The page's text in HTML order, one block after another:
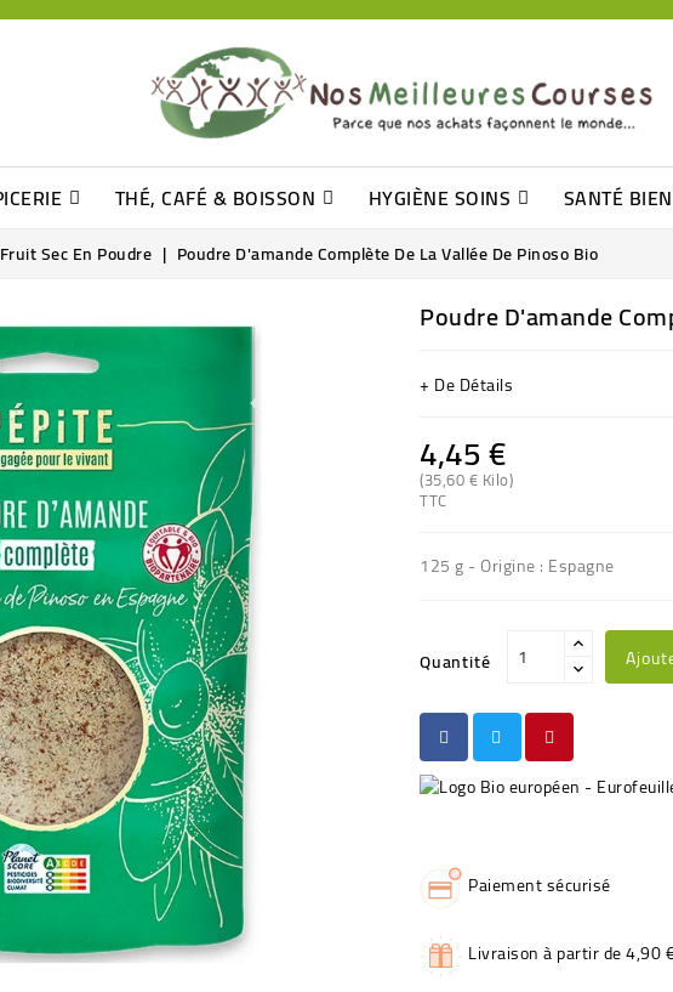
THÉ, CAFÉ & BOISSON HYGIÈNE SOINS SANTÉ
Fruit Sec En Poudre Poudre D'amande Complète De La Vallée De Pinoso Bio
Poudre D'amande
+ De Détails
4,45 €
(35,60 € Kilo)
TTC
125 g - Origine : Espagne
Quantité
Paiement sécurisé
Livraison à partir de 4,90